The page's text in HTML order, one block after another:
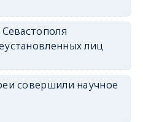
лиц
совершили научное